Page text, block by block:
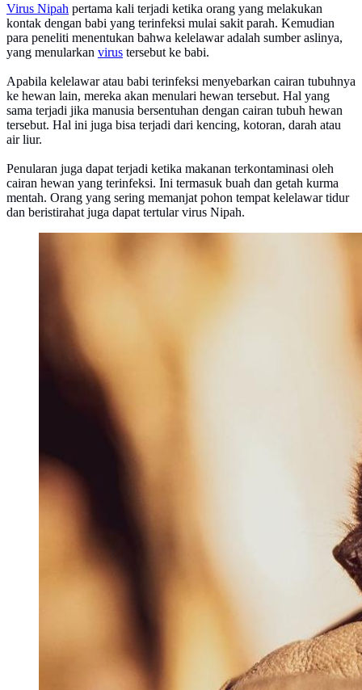
Virus Nipah pertama kali terjadi ketika orang yang melakukan
kontak dengan babi yang terinfeksi mulai sakit parah. Kemudian
para peneliti menentukan bahwa kelelawar adalah sumber aslinya,
yang menularkan virus tersebut ke babi.
Apabila kelelawar atau babi terinfeksi menyebarkan cairan tubuhnya
ke hewan lain, mereka akan menulari hewan tersebut. Hal yang
sama terjadi jika manusia bersentuhan dengan cairan tubuh hewan
tersebut. Hal ini juga bisa terjadi dari kencing, kotoran, darah atau
air liur.
Penularan juga dapat terjadi ketika makanan terkontaminasi oleh
cairan hewan yang terinfeksi. Ini termasuk buah dan getah kurma
mentah. Orang yang sering memanjat pohon tempat kelelawar tidur
dan beristirahat juga dapat tertular virus Nipah.